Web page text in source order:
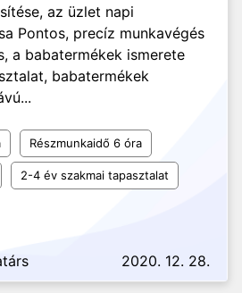
az üzlet napi
Pontos, precíz munkavégés
a babatermékek ismerete
babatermékek
Részmunkaidő 6 óra
2-4 év szakmai tapasztalat
2020. 12. 28.